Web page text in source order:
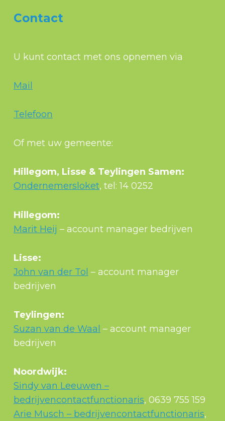
Contact
U kunt contact met ons opnemen via
Mail
Telefoon
Of met uw gemeente:
Hillegom, Lisse & Teylingen Samen:
Ondernemersloket, tel: 14 0252
Hillegom:
Marit Heij – account manager bedrijven
Lisse:
John van der Tol – account manager
bedrijven
Teylingen:
Suzan van de Waal – account manager
bedrijven
Noordwijk:
Sindy van Leeuwen –
bedrijvencontactfunctionaris, 0639 755 159
Arie Musch – bedrijvencontactfunctionaris,